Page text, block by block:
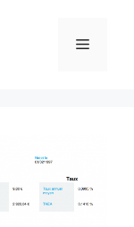
Menu